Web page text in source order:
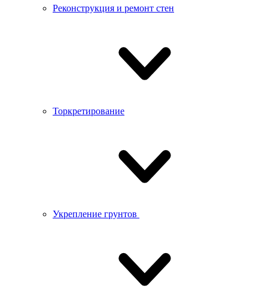
Реконструкция и ремонт стен
Торкретирование
Укрепление грунтов